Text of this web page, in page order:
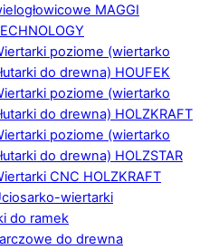
MAGGI
poziome (wiertarko
do drewna) HOUFEK
poziome (wiertarko
do drewna) HOLZKRAFT
poziome (wiertarko
do drewna) HOLZSTAR
CNC HOLZKRAFT
wiertarki
do ramek
do drewna